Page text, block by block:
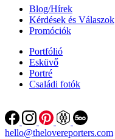
Blog/Hírek
Kérdések és Válaszok
Promóciók
Portfólió
Esküvő
Portré
Családi fotók
hello@thelovereporters.com